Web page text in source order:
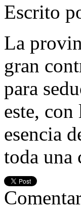
Escrito
La
gran
para
este,
esencia
toda